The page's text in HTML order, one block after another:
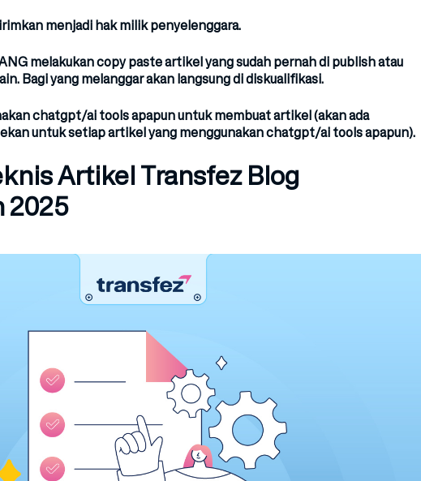
menjadi hak milik penyelenggara.
melakukan copy pasteartikel yang sudah pernah di publish atau
Bagi yang melanggar akan langsung di diskualifikasi.
chatgpt/ai tools apapununtuk membuat artikel (akan ada
untuk setiap artikel yang menggunakan chatgpt/ai tools apapun).
Artikel Transfez Blog